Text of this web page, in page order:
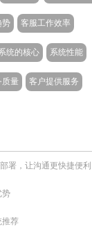
势 客服工作效率
统的核心 系统性能
质量 客户提供服务
署，让沟通更快捷便利
势
推荐